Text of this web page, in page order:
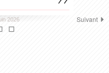
2026 Suivant